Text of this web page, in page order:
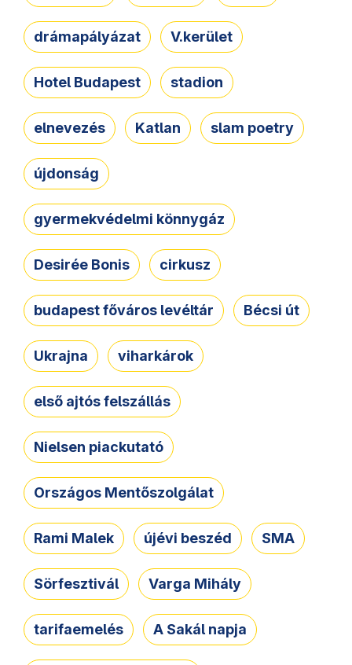
drámapályázat V.kerület
Hotel Budapest stadion
elnevezés Katlan slam poetry
újdonság
gyermekvédelmi könnygáz
Desirée Bonis cirkusz
budapest főváros levéltár Bécsi út
Ukrajna viharkárok
első ajtós felszállás
Nielsen piackutató
Országos Mentőszolgálat
Rami Malek újévi beszéd SMA
Sörfesztivál Varga Mihály
tarifaemelés A Sakál napja